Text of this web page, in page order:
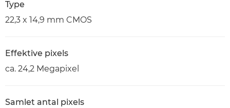
Type
22,3 x 14,9 mm CMOS
Effektive pixels
ca. 24,2 Megapixel
Samlet antal pixels